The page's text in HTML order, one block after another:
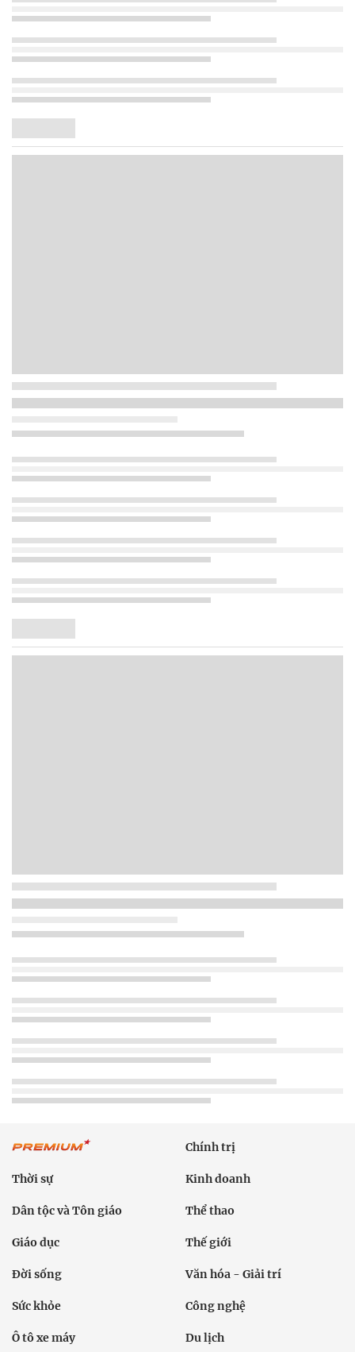
Chính trị
Thời sự Kinh doanh
Dân tộc và Tôn giáo Thể thao
Giáo dục Thế giới
Đời sống Văn hóa - Giải trí
Sức khỏe Công nghệ
Ô tô xe máy Du lịch